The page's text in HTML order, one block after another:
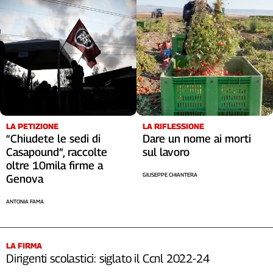
Archivio
Storico
1955-
2014
Cerca
Contatti
La
redazione
Newsletter
LA PETIZIONE
“Chiudete le sedi di
Casapound”, raccolte
oltre 10mila firme a
Genova
ANTONIA FAMA
LA RIFLESSIONE
Dare un nome ai morti
sul lavoro
GIUSEPPE CHIANTERA
LA FIRMA
Dirigenti scolastici: siglato il Ccnl 2022-24